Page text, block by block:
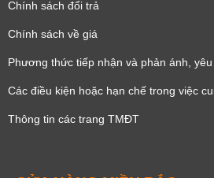
Chính sách đổi trả
Chính sách về giá
Phương thức tiếp nhận và phản ánh,
Các điều kiện hoặc hạn chế trong việc
Thông tin các trang TMĐT